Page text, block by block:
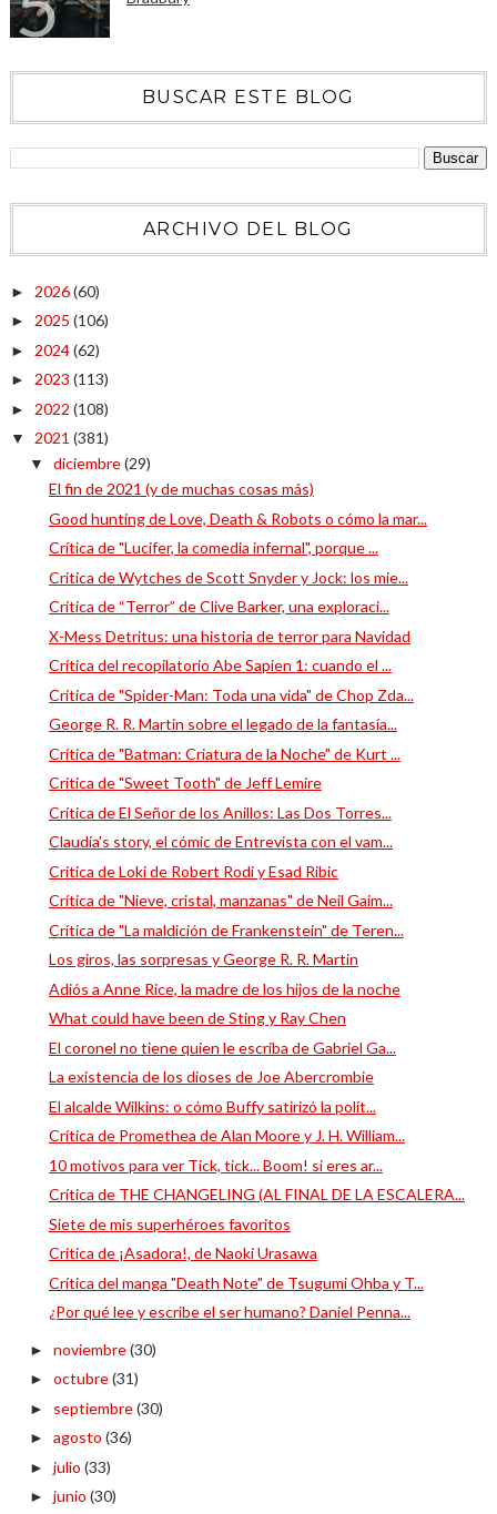
BUSCAR ESTE BLOG
ARCHIVO DEL BLOG
► 2026(60)
► 2025 (106)
► 2024(62)
► 2023 (113)
► 2022 (108)
▼ 2021 (381)
▼ diciembre(29)
El fin de 2021 (y de muchas cosas más)
Good hunting de Love, Death & Robots o cómo la mar...
Crítica de "Lucifer, la comedia infernal", porque ...
Crítica de Wytches de Scott Snyder y Jock: los mie...
Crítica de “Terror” de Clive Barker, una exploraci...
X-Mess Detritus: una historia de terror para Navidad
Crítica del recopilatorio Abe Sapien 1: cuando el ...
Crítica de "Spider-Man: Toda una vida" de Chop Zda...
George R. R. Martin sobre el legado de la fantasía...
Crítica de "Batman: Criatura de la Noche" de Kurt ...
Crítica de "Sweet Tooth" de Jeff Lemire
Crítica de El Señor de los Anillos: Las Dos Torres...
Claudia's story, el cómic de Entrevista con el vam...
Crítica de Loki de Robert Rodi y Esad Ribic
Crítica de "Nieve, cristal, manzanas" de Neil Gaim...
Crítica de "La maldición de Frankenstein" de Teren...
Los giros, las sorpresas y George R. R. Martin
Adiós a Anne Rice, la madre de los hijos de la noche
What could have been de Sting y Ray Chen
El coronel no tiene quien le escriba de Gabriel Ga...
La existencia de los dioses de Joe Abercrombie
El alcalde Wilkins: o cómo Buffy satirizó la polít...
Crítica de Promethea de Alan Moore y J. H. William...
10 motivos para ver Tick, tick... Boom! si eres ar...
Crítica de THE CHANGELING (AL FINAL DE LA ESCALERA...
Siete de mis superhéroes favoritos
Crítica de ¡Asadora!, de Naoki Urasawa
Crítica del manga "Death Note" de Tsugumi Ohba y T...
¿Por qué lee y escribe el ser humano? Daniel Penna...
► noviembre(30)
► octubre(31)
► septiembre(30)
► agosto (36)
► julio (33)
► junio (30)